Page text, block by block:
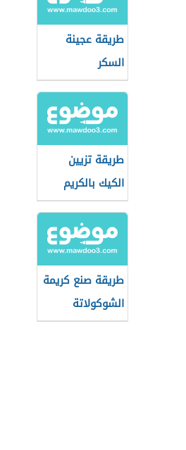
طريقة عجينة
السكر
طريقة تزيين
الكيك بالكريم
شانتيه
طريقة صنع كريمة
الشوكولاتة